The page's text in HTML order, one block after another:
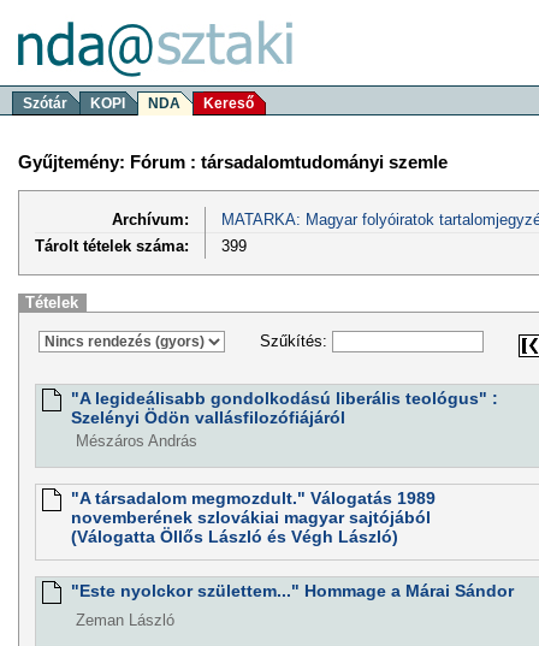
Szótár KOPI NDA Kereső
Gyűjtemény: Fórum : társadalomtudományi szemle
Archívum:
MATARKA: Magyar folyóiratok
Tárolt tételek száma:
399
Tételek
Szűkítés:
"A legideálisabb gondolkodású liberális teológus" :
Szelényi Ödön vallásfilozófiájáról
Mészáros András
"A társadalom megmozdult." Válogatás 1989
novemberének szlovákiai magyar sajtójából
(Válogatta Öllős László és Végh László)
"Este nyolckor születtem..." Hommage a Márai Sándor
Zeman László